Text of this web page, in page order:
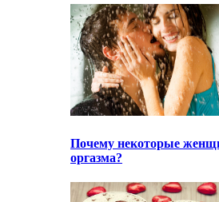
Почему некоторые
оргазма?